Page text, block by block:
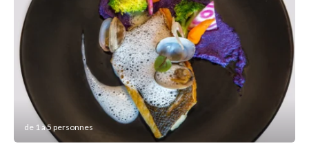
de 1 à 5 personnes